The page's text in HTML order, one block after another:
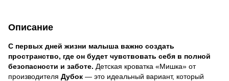
Описание
С первых дней жизни малыша важно создать
пространство, где он будет чувствовать себя в полной
безопасности и заботе. Детская кроватка «Мишка» от
производителя Дубок — это идеальный вариант, который